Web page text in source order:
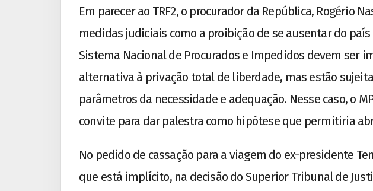
Em parecer ao TRF2, o procurador da República, Rogério
medidas judiciais como a proibição de se ausentar do
Sistema Nacional de Procurados e Impedidos devem ser
alternativa à privação total de liberdade, mas estão
parâmetros da necessidade e adequação. Nesse caso, o
convite para dar palestra como hipótese que permitiria
No pedido de cassação para a viagem do ex-presidente
que está implícito, na decisão do Superior Tribunal de